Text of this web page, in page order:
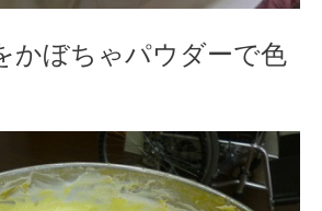
ぼちゃパウダーで色